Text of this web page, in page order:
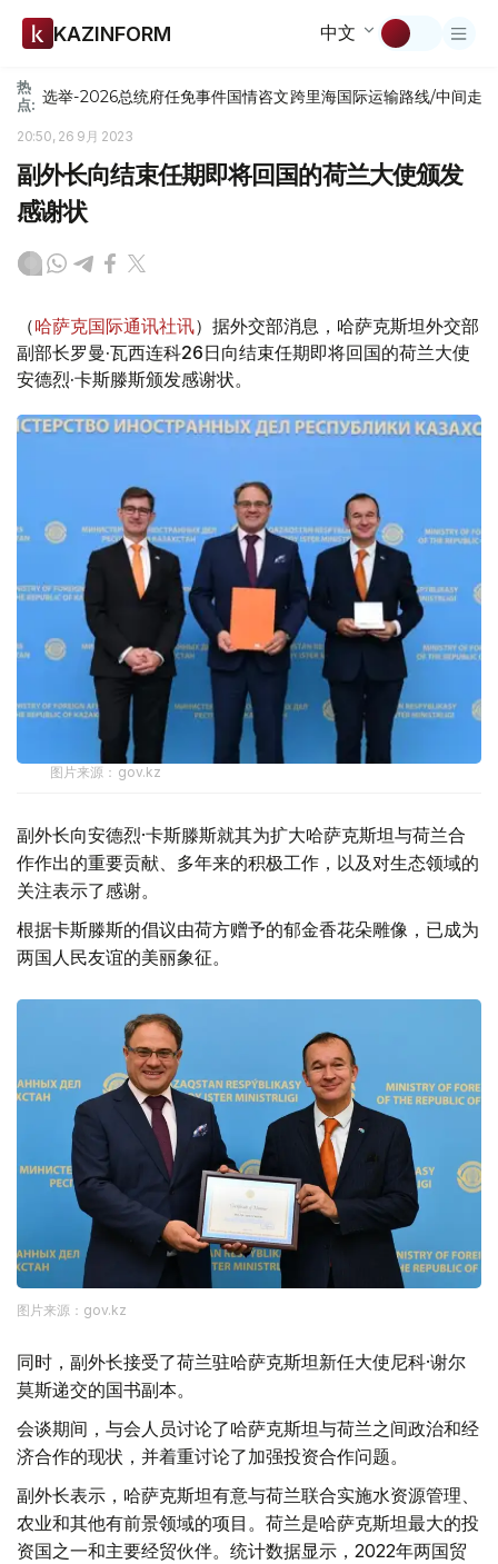
KAZINFORM 中文
热
点: 选举-2026总统府任免事件国情咨文跨里海国际运输路线/中间走廊
20:50, 26 9月 2023
副外长向结束任期即将回国的荷兰大使颁发
感谢状
（哈萨克国际通讯社讯）据外交部消息，哈萨克斯坦外交部
副部长罗曼·瓦西连科26日向结束任期即将回国的荷兰大使
安德烈·卡斯滕斯颁发感谢状。
图片来源：gov.kz
副外长向安德烈·卡斯滕斯就其为扩大哈萨克斯坦与荷兰合
作作出的重要贡献、多年来的积极工作，以及对生态领域的
关注表示了感谢。
根据卡斯滕斯的倡议由荷方赠予的郁金香花朵雕像，已成为
两国人民友谊的美丽象征。
图片来源：gov.kz
同时，副外长接受了荷兰驻哈萨克斯坦新任大使尼科·谢尔
莫斯递交的国书副本。
会谈期间，与会人员讨论了哈萨克斯坦与荷兰之间政治和经
济合作的现状，并着重讨论了加强投资合作问题。
副外长表示，哈萨克斯坦有意与荷兰联合实施水资源管理、
农业和其他有前景领域的项目。荷兰是哈萨克斯坦最大的投
资国之一和主要经贸伙伴。统计数据显示，2022年两国贸